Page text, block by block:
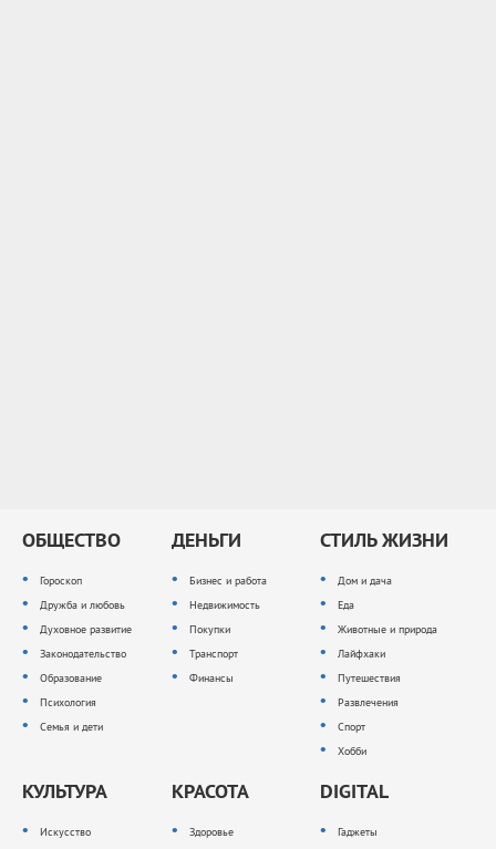
ОБЩЕСТВО
Гороскоп
Дружба и любовь
Духовное развитие
Законодательство
Образование
Психология
Семья и дети
ДЕНЬГИ
Бизнес и работа
Недвижимость
Покупки
Транспорт
Финансы
СТИЛЬ ЖИЗНИ
Дом и дача
Еда
Животные и природа
Лайфхаки
Путешествия
Развлечения
Спорт
Хобби
КУЛЬТУРА
Искусство
КРАСОТА
Здоровье
DIGITAL
Гаджеты